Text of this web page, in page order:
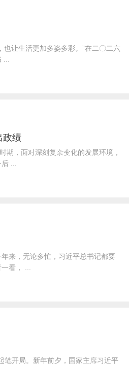
也让生活更加多姿多彩。”在二〇二六
政绩
期，面对深刻复杂变化的发展环境，
...
来，无论多忙，习近平总书记都要
看， ...
笔开局。新年前夕，国家主席习近平